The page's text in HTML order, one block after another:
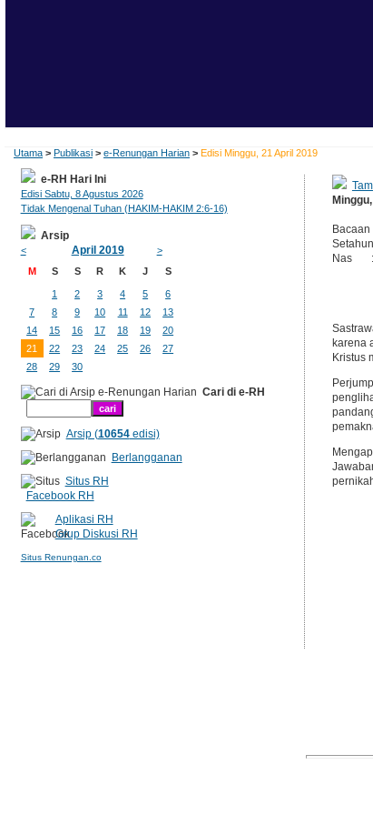
Utama > Publikasi > e-Renungan Harian > Edisi Minggu, 21 April 2019
Nas :
karena
Kristus
e-RH Hari Ini
Edisi Sabtu, 8 Agustus 2026
Tidak Mengenal Tuhan (HAKIM-HAKIM 2:6-16)
Arsip
< April 2019
>
M
S S R K J S
1 2 3 4 5
6
7
8 9 10 11 12
13
14
15 16 17 18 19
20
21
22 23 24 25 26
27
28
29 30
Cari di e-RH
Arsip (10654edisi)
Berlangganan
Situs RH
Facebook RH
Aplikasi RH
Grup Diskusi RH
Situs Renungan.co